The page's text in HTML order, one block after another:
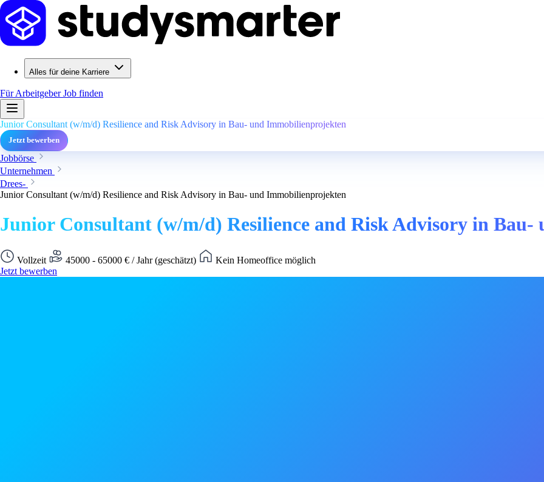
Alles für deine Karriere
Für ArbeitgeberJob finden
Junior Consultant (w/m/d) Resilience and Risk Advisory in Bau- und Immobilienprojekten
Jetzt bewerben
Jobbörse
Unternehmen
Drees-
Junior Consultant (w/m/d) Resilience and Risk Advisory in Bau- und Immobilienprojekten
Junior Consultant (w/m/d) Resilience and Risk Advisory in
Vollzeit 45000 - 65000 € / Jahr (geschätzt)
Kein Homeoffice möglich
Jetzt bewerben